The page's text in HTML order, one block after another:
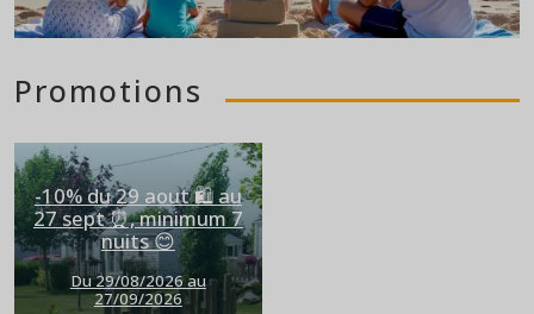
Promotions
-10% du 29 aout 🛍️ au
27 sept ⏰, minimum 7
nuits 😊
Du 29/08/2026 au
27/09/2026